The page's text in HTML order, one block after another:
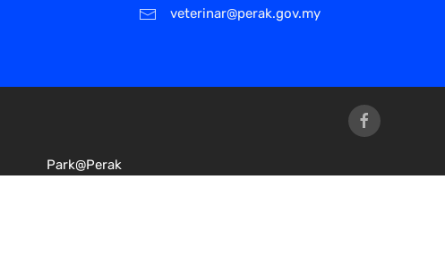
veterinar@perak.gov.my
Park@Perak